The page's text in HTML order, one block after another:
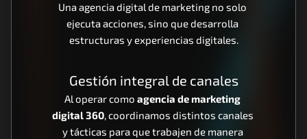
Una agencia digital de marketing no solo
ejecuta acciones, sino que desarrolla
estructuras y experiencias digitales.
Gestión integral de canales
Al operar como agencia de marketing
digital 360, coordinamos distintos canales
y tácticas para que trabajen de manera